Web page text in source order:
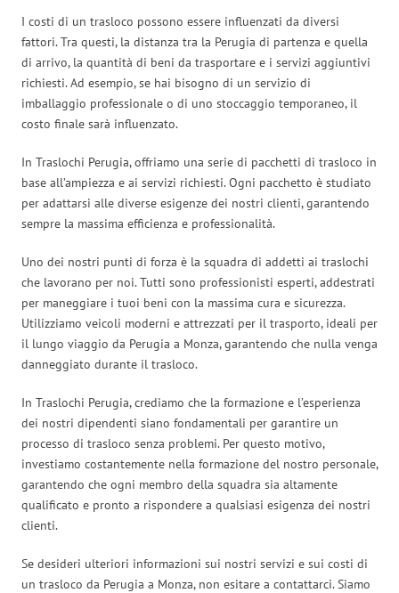
I costi di un trasloco possono essere influenzati da diversi
fattori. Tra questi, la distanza tra la Perugia di partenza e quella
di arrivo, la quantità di beni da trasportare e i servizi aggiuntivi
richiesti. Ad esempio, se hai bisogno di un servizio di
imballaggio professionale o di uno stoccaggio temporaneo, il
costo finale sarà influenzato.
In Traslochi Perugia, offriamo una serie di pacchetti di trasloco in
base all’ampiezza e ai servizi richiesti. Ogni pacchetto è studiato
per adattarsi alle diverse esigenze dei nostri clienti, garantendo
sempre la massima efficienza e professionalità.
Uno dei nostri punti di forza è la squadra di addetti ai traslochi
che lavorano per noi. Tutti sono professionisti esperti, addestrati
per maneggiare i tuoi beni con la massima cura e sicurezza.
Utilizziamo veicoli moderni e attrezzati per il trasporto, ideali per
il lungo viaggio da Perugia a Monza, garantendo che nulla venga
danneggiato durante il trasloco.
In Traslochi Perugia, crediamo che la formazione e l’esperienza
dei nostri dipendenti siano fondamentali per garantire un
processo di trasloco senza problemi. Per questo motivo,
investiamo costantemente nella formazione del nostro personale,
garantendo che ogni membro della squadra sia altamente
qualificato e pronto a rispondere a qualsiasi esigenza dei nostri
clienti.
Se desideri ulteriori informazioni sui nostri servizi e sui costi di
un trasloco da Perugia a Monza, non esitare a contattarci. Siamo